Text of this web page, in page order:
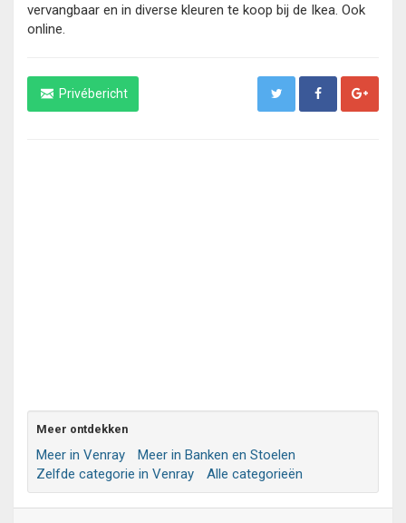
vervangbaar en in diverse kleuren te koop bij de Ikea. Ook
online.
Privébericht
Meer ontdekken
Meer in Venray
Meer in Banken en Stoelen
Zelfde categorie in Venray
Alle categorieën